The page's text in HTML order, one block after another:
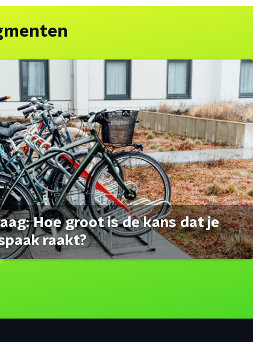
Hoe groot is de kans dat je
raakt?